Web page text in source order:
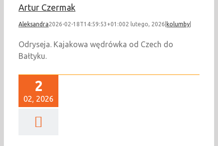
Artur Czermak
Aleksandra2026-02-18T14:59:53+01:002 lutego, 2026 kolumby
Odryseja. Kajakowa wędrówka od Czech do
Bałtyku.
2
02, 2026